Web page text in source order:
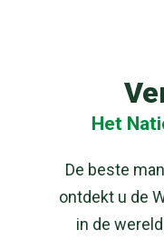
Het
De beste
ontdekt u de
in de